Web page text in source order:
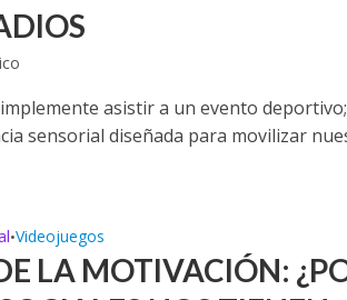
asistir a un evento
sensorial diseñada para movilizar
•Videojuegos
LA MOTIVACIÓN: